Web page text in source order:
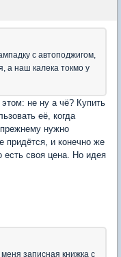
с автоподжигом,
а наш калека токмо у
не ну а чё? Купить
её, когда
нужно
придётся, и конечно же
есть своя цена. Но идея
записная книжка с